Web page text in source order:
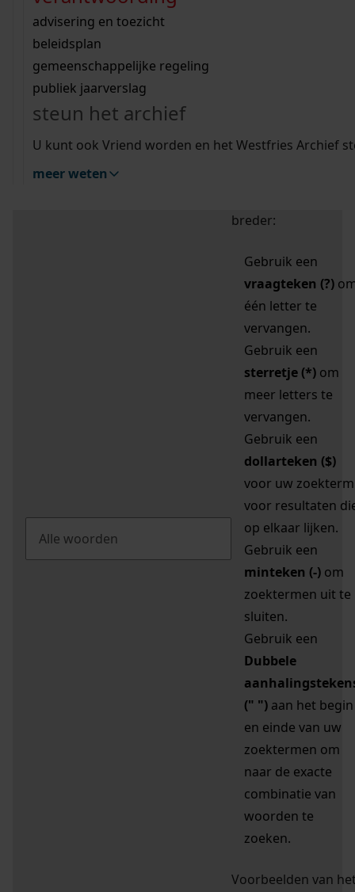
bouwvergunningen
omgevingsvergunningen
vergunningen
beeld en geluid
uitleg nodig?
Wij helpen u op weg met een aantal zoektips.
bekijk alle zoektips
Wij helpen u op weg met een aantal zoektips.
bekijk alle zoektips
bekijk ons geschiedenislokaal
advisering en toezicht
beleidsplan
gemeenschappelijke regeling
publiek jaarverslag
steun het archief
U kunt ook Vriend worden en het Westfries Archief
meer weten
zoektips
Mijn Studiezaal (inloggen)
uw zoekopdracht te
breder:
Gebruik een
vraagteken (?)
één letter te
vervangen.
Gebruik een
sterretje (*) om
meer letters te
vervangen.
Gebruik een
dollarteken ($)
voor uw zoekterm
voor resultaten
op elkaar lijken.
Gebruik een
minteken (-) om
zoektermen uit te
sluiten.
Gebruik een
Dubbele
(" ") aan het begin
en einde van uw
zoektermen om
naar de exacte
combinatie van
woorden te
zoeken.
Voorbeelden van